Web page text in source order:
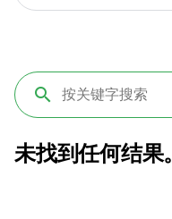
未找到任何结果。